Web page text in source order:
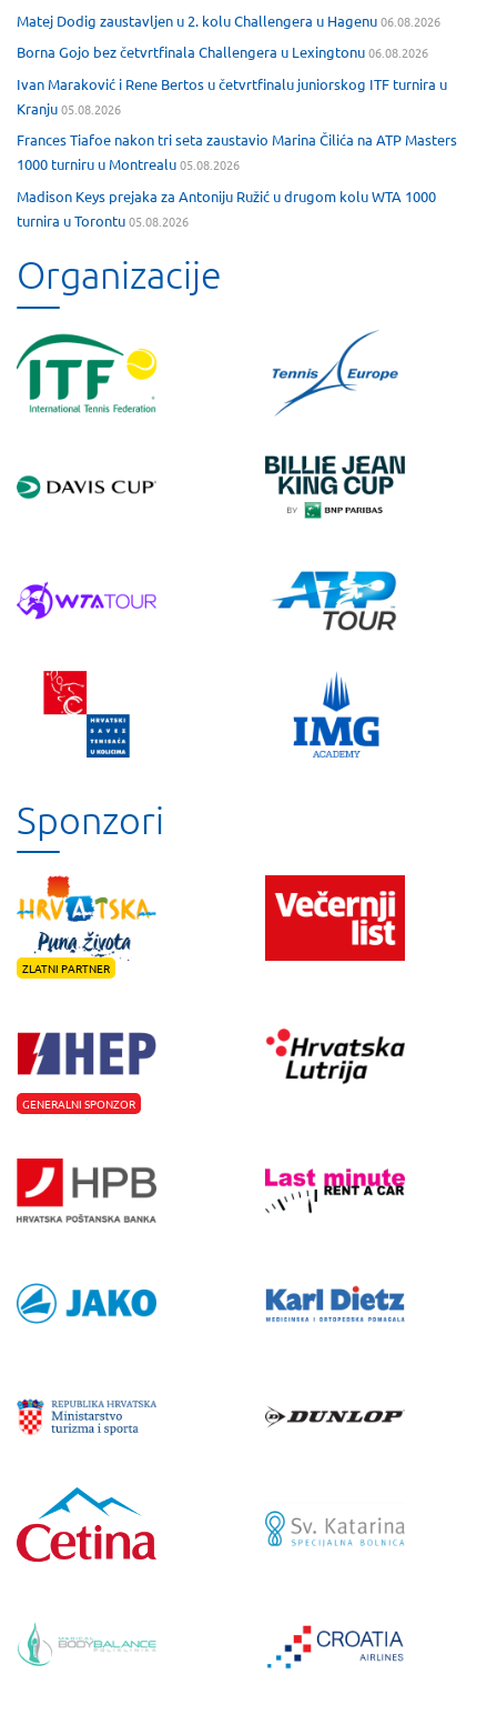
Matej Dodig zaustavljen u 2. kolu Challengera u Hagenu06.08.2026
Borna Gojo bez četvrtfinala Challengera u Lexingtonu06.08.2026
Ivan Maraković i Rene Bertos u četvrtfinalu juniorskog ITF turnira u
Kranju05.08.2026
Frances Tiafoe nakon tri seta zaustavio Marina Čilića na ATP Masters
1000 turniru u Montrealu05.08.2026
Madison Keys prejaka za Antoniju Ružić u drugom kolu WTA 1000
turnira u Torontu05.08.2026
Organizacije
Sponzori
ZLATNI PARTNER
GENERALNI SPONZOR